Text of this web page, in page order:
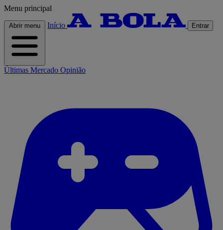
Menu principal
Abrir menu Início Entrar
Últimas Mercado Opinião